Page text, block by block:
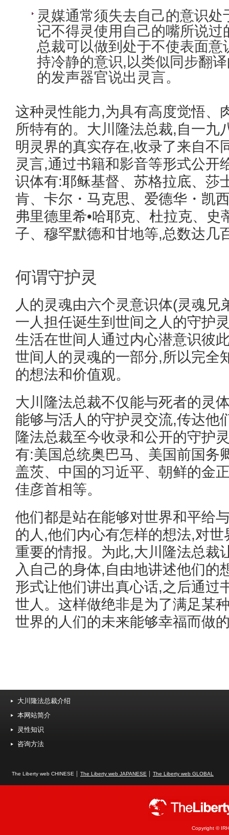
灵媒通常须失去自己的意识
记不得灵使用自己的嘴所说过
总裁可以做到处于不使表面意
持冷静的意识,以类似同步翻
的发声器官说出灵言。
这种灵性能力,为具有高度觉悟、
所特有的。大川隆法总裁,自一九
明灵界的真实存在,收录了来自不
灵言,通过书籍和影音等形式公开
识体有:耶稣基督、苏格拉底、莎
肯、卡尔・马克思、爱德华・凯
弗里德里希•哈耶克、杜拉克、史
子、穆罕默德和甘地等,总数达几
何谓守护灵
人的灵魂由六个灵意识体(灵魂兄
一人担任诞生到世间之人的守护
生活在世间人通过内心潜意识彼
世间人的灵魂的一部分,所以完全
的想法和价值观。
大川隆法总裁不仅能与死者的灵
能够与活人的守护灵交流,传达他
隆法总裁至今收录和公开的守护
有:美国总统奥巴马、美国前国务
盖茨、中国的习近平、朝鲜的金
佳彦首相等。
他们都是站在能够对世界和平给
的人,他们内心有怎样的想法,对
重要的情报。为此,大川隆法总裁
入自己的身体,自由地讲述他们的
形式让他们讲出真心话,之后通过
世人。这样做绝非是为了满足某
世界的人们的未来能够幸福而做
大川隆法总裁介绍
本网站简介
灵性知识
咨询方法
The Liberty web CHINESE │ The Liberty web JAPANESE The Liberty web GLOBAL
Copyright ©